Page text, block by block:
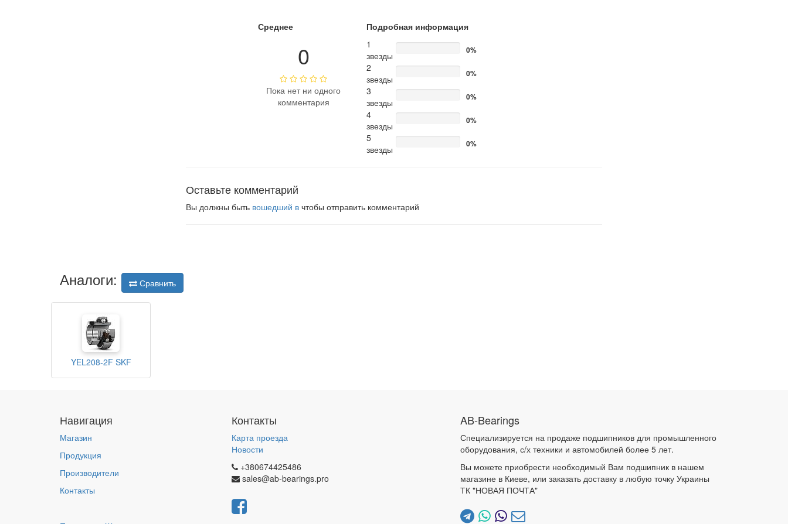
Среднее
0
Пока нет ни одного
комментария
Подробная информация
1
звезды
0%
2
звезды
0%
3
звезды
0%
4
звезды
0%
5
звезды
0%
Оставьте комментарий
Вы должны быть вошедший в чтобы отправить комментарий
Аналоги: Сравнить
YEL208-2F SKF
Навигация
Магазин
Продукция
Производители
Контакты
Контакты
Карта проезда
Новости
+380674425486
sales@ab-bearings.pro
AB-Bearings
Специализируется на продаже подшипников для промышленного
оборудования, с/х техники и автомобилей более 5 лет.
Вы можете приобрести необходимый Вам подшипник в нашем
магазине в Киеве, или заказать доставку в любую точку Украины
ТК "НОВАЯ ПОЧТА"